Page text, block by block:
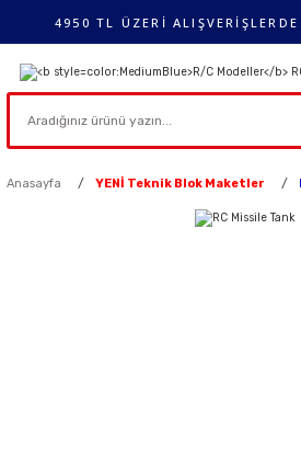
4950 TL ÜZERİ ALIŞVERİŞLERDE
Anasayfa YENİ Teknik Blok Maketler